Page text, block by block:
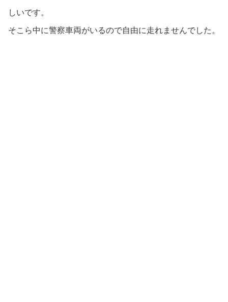
しいです。
そこら中に警察車両がいるので自由に走れませんでした。